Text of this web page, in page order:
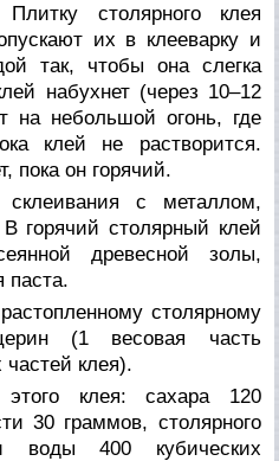
столярного клея
их в клееварку и
так, чтобы она слегка
набухнет (через 10–12
на небольшой огонь, где
клей не растворится.
пока он горячий.
с металлом,
горячий столярный клей
древесной золы,
паста.
столярному
(1 весовая часть
клея).
этого клея: сахара 120
30 граммов, столярного
400 кубических